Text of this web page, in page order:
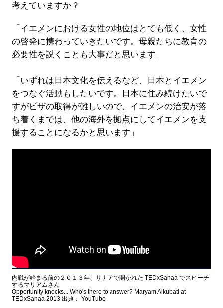
考えていますか？
「イエメンにおける女性の地位はとても低く、女性
の啓発に携わっていきたいです。母親たちに教育の
必要性を説くことも大事だと思います」
「いずれは日本文化を伝えるなど、日本とイエメン
をつなぐ活動もしたいです。日本に住み続けたいで
すがビザの取得が難しいので、イエメンの治安が落
ち着くまでは、他の海外を拠点にしてイエメンを支
援することになるかと思います」
内戦が始まる前の２０１３年、サナアで開かれた TEDxSanaa でスピーチ
するマリアムさん
Opportunity knocks... Who's there to answer? Maryam Alkubati at
TEDxSanaa 2013 出典： YouTube